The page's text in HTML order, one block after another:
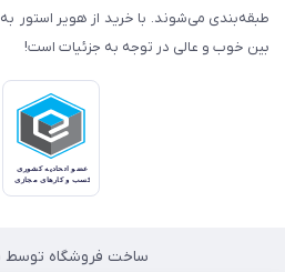
طبقه‌بندی می‌شوند. با خرید از هویر استور
بین خوب و عالی در توجه به جزئیات است!
ساخت فروشگاه توسط